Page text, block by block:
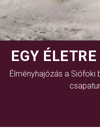
EGY
Élményhajózás a Siófoki